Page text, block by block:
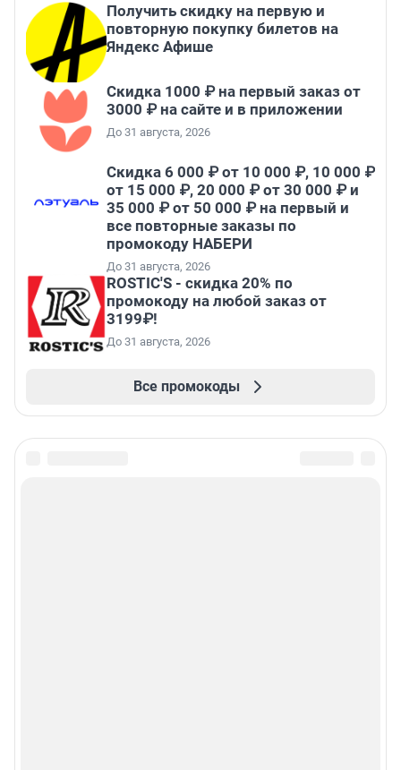
Получить скидку на первую и
повторную покупку билетов на
Яндекс Афише
Скидка 1000 ₽ на первый заказ от
3000 ₽ на сайте и в приложении
До 31 августа, 2026
Скидка 6 000 ₽ от 10 000 ₽, 10 000 ₽
от 15 000 ₽, 20 000 ₽ от 30 000 ₽ и
35 000 ₽ от 50 000 ₽ на первый и
все повторные заказы по
промокоду НАБЕРИ
До 31 августа, 2026
ROSTIC'S - скидка 20% по
промокоду на любой заказ от
3199₽!
До 31 августа, 2026
Все промокоды